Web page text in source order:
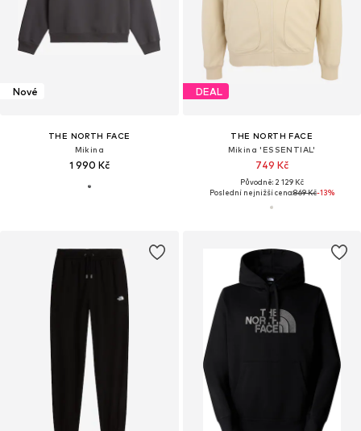
Nové
THE NORTH FACE
Mikina
1 990 Kč
DEAL
THE NORTH FACE
Mikina 'ESSENTIAL'
749 Kč
Původně: 2 129 Kč
Poslední nejnižší cena:869 Kč-13%